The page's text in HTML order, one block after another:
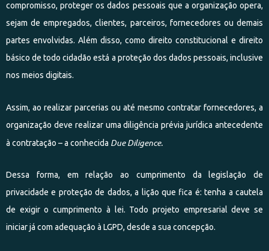
compromisso, proteger os dados pessoais que a organização opera,
sejam de empregados, clientes, parceiros, fornecedores ou demais
partes envolvidas. Além disso, como direito constitucional e direito
básico de todo cidadão está a proteção dos dados pessoais, inclusive
nos meios digitais.
Assim, ao realizar parcerias ou até mesmo contratar fornecedores, a
organização deve realizar uma diligência prévia jurídica antecedente
à contratação – a conhecida Due Diligence.
Dessa forma, em relação ao cumprimento da legislação de
privacidade e proteção de dados, a lição que fica é: tenha a cautela
de exigir o cumprimento à lei. Todo projeto empresarial deve se
iniciar já com adequação à LGPD, desde a sua concepção.